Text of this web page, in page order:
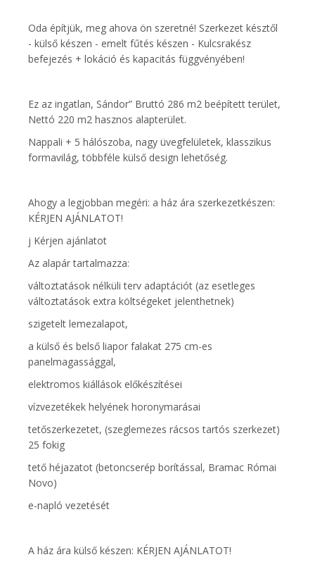
Oda építjük, meg ahova ön szeretné! Szerkezet késztől
- külső készen - emelt fűtés készen - Kulcsrakész
befejezés + lokáció és kapacitás függvényében!
Ez az ingatlan, Sándor” Bruttó 286 m2 beépített terület,
Nettó 220 m2 hasznos alapterület.
Nappali + 5 hálószoba, nagy üvegfelületek, klasszikus
formavilág, többféle külső design lehetőség.
Ahogy a legjobban megéri: a ház ára szerkezetkészen:
KÉRJEN AJÁNLATOT!
j Kérjen ajánlatot
Az alapár tartalmazza:
változtatások nélküli terv adaptációt (az esetleges
változtatások extra költségeket jelenthetnek)
szigetelt lemezalapot,
a külső és belső liapor falakat 275 cm-es
panelmagassággal,
elektromos kiállások előkészítései
vízvezetékek helyének horonymarásai
tetőszerkezetet, (szeglemezes rácsos tartós szerkezet)
25 fokig
tető héjazatot (betoncserép borítással, Bramac Római
Novo)
e-napló vezetését
A ház ára külső készen: KÉRJEN AJÁNLATOT!